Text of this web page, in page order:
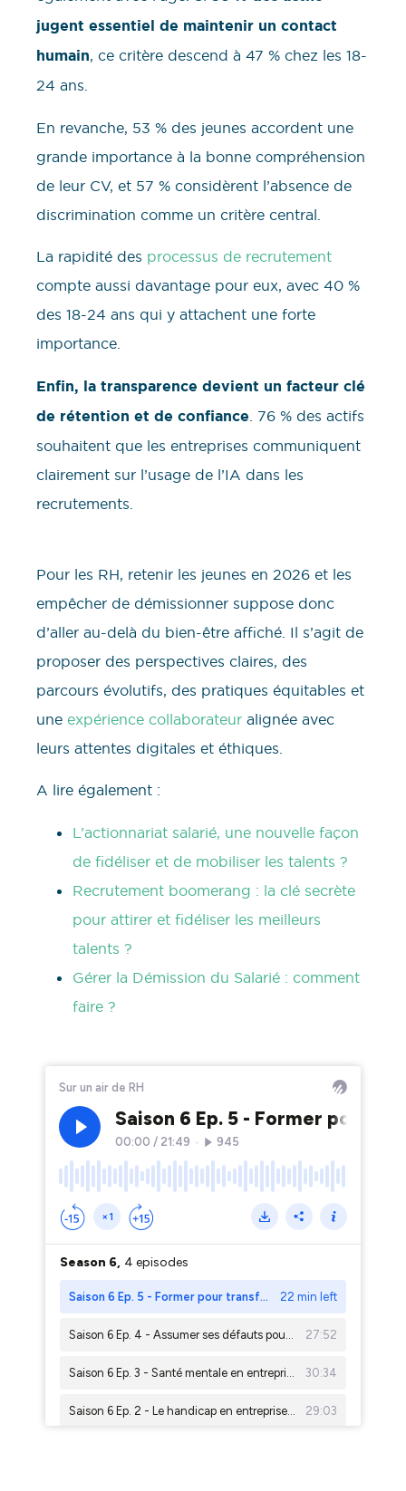
jugent essentiel de maintenir un contact
humain, ce critère descend à 47 % chez les 18-
24 ans.
En revanche, 53 % des jeunes accordent une
grande importance à la bonne compréhension
de leur CV, et 57 % considèrent l’absence de
discrimination comme un critère central.
La rapidité des processus de recrutement
compte aussi davantage pour eux, avec 40 %
des 18-24 ans qui y attachent une forte
importance.
Enfin, la transparence devient un facteur clé
de rétention et de confiance . 76 % des actifs
souhaitent que les entreprises communiquent
clairement sur l’usage de l’IA dans les
recrutements.
Pour les RH, retenir les jeunes en 2026 et les
empêcher de démissionner suppose donc
d’aller au-delà du bien-être affiché. Il s’agit de
proposer des perspectives claires, des
parcours évolutifs, des pratiques équitables et
une expérience collaborateur alignée avec
leurs attentes digitales et éthiques.
A lire également :
L’actionnariat salarié, une nouvelle façon
de fidéliser et de mobiliser les talents ?
Recrutement boomerang : la clé secrète
pour attirer et fidéliser les meilleurs
talents ?
Gérer la Démission du Salarié : comment
faire ?